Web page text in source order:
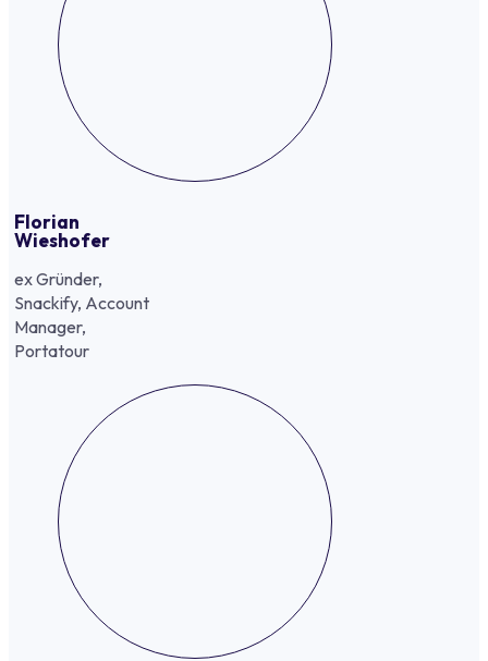
Florian
Wieshofer
ex Gründer,
Snackify, Account
Manager,
Portatour